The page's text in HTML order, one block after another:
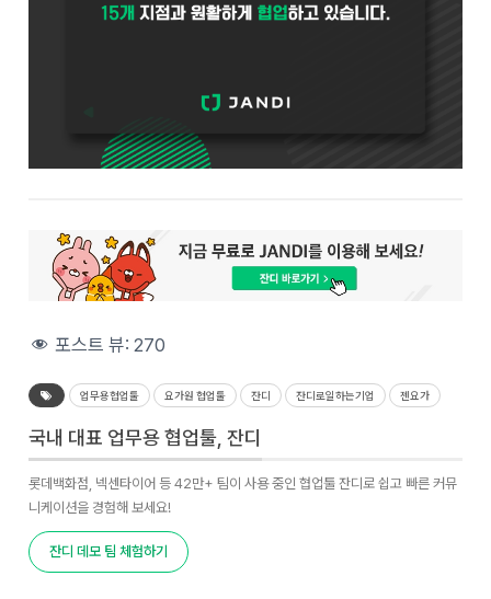
포스트 뷰:270
업무용협업툴 요가원 협업툴 잔디 잔디로일하는기업 젠요가
국내 대표 업무용 협업툴, 잔디
롯데백화점, 넥센타이어 등 42만+ 팀이 사용 중인 협업툴 잔디로 쉽고 빠른 커뮤
니케이션을 경험해 보세요!
잔디 데모 팀 체험하기